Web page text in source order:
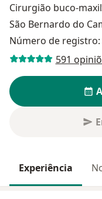
Cirurgião buco-
São Bernardo do
Número de registro:
591
Experiência